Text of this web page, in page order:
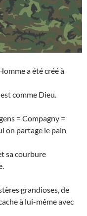
a été créé à
comme Dieu.
= Compagny =
on partage le pain
sa courbure
grandioses, de
à lui-même avec